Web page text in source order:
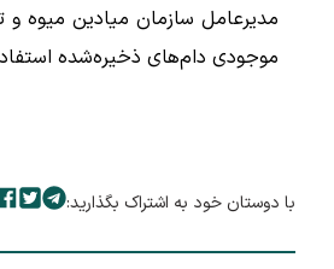
مدیرعامل سازمان میادین میوه و
موجودی دام‌های ذخیره‌شده
با دوستان خود به اشتراک بگذارید: